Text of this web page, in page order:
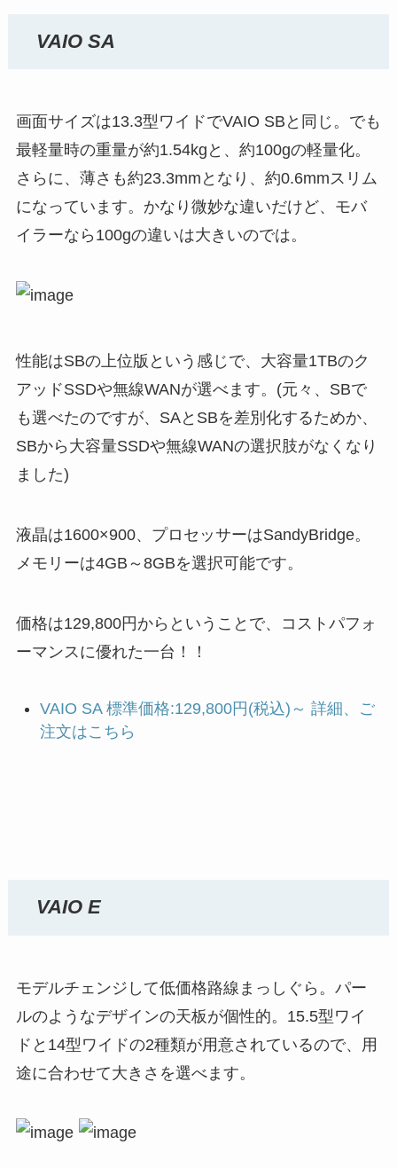
VAIO SA
画面サイズは13.3型ワイドでVAIO SBと同じ。でも
最軽量時の重量が約1.54kgと、約100gの軽量化。
さらに、薄さも約23.3mmとなり、約0.6mmスリム
になっています。かなり微妙な違いだけど、モバ
イラーなら100gの違いは大きいのでは。
性能はSBの上位版という感じで、大容量1TBのク
アッドSSDや無線WANが選べます。(元々、SBで
も選べたのですが、SAとSBを差別化するためか、
SBから大容量SSDや無線WANの選択肢がなくなり
ました)
液晶は1600×900、プロセッサーはSandyBridge。
メモリーは4GB～8GBを選択可能です。
価格は129,800円からということで、コストパフォ
ーマンスに優れた一台！！
VAIO SA 標準価格:129,800円(税込)～ 詳細、ご
注文はこちら
VAIO E
モデルチェンジして低価格路線まっしぐら。パー
ルのようなデザインの天板が個性的。15.5型ワイ
ドと14型ワイドの2種類が用意されているので、用
途に合わせて大きさを選べます。